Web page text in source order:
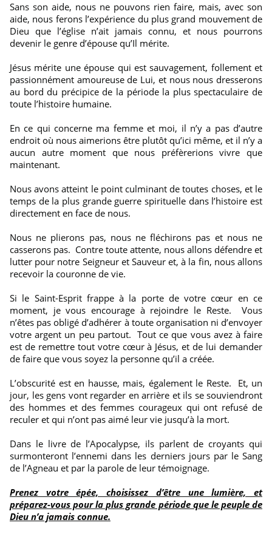
Sans son aide, nous ne pouvons rien faire, mais, avec son
aide, nous ferons l’expérience du plus grand mouvement de
Dieu que l’église n’ait jamais connu, et nous pourrons
devenir le genre d’épouse qu’Il mérite.
Jésus mérite une épouse qui est sauvagement, follement et
passionnément amoureuse de Lui, et nous nous dresserons
au bord du précipice de la période la plus spectaculaire de
toute l’histoire humaine.
En ce qui concerne ma femme et moi, il n’y a pas d’autre
endroit où nous aimerions être plutôt qu’ici même, et il n’y a
aucun autre moment que nous préfèrerions vivre que
maintenant.
Nous avons atteint le point culminant de toutes choses, et le
temps de la plus grande guerre spirituelle dans l’histoire est
directement en face de nous.
Nous ne plierons pas, nous ne fléchirons pas et nous ne
casserons pas. Contre toute attente, nous allons défendre et
lutter pour notre Seigneur et Sauveur et, à la fin, nous allons
recevoir la couronne de vie.
Si le Saint-Esprit frappe à la porte de votre cœur en ce
moment, je vous encourage à rejoindre le Reste. Vous
n’êtes pas obligé d’adhérer à toute organisation ni d’envoyer
votre argent un peu partout. Tout ce que vous avez à faire
est de remettre tout votre cœur à Jésus, et de lui demander
de faire que vous soyez la personne qu’il a créée.
L’obscurité est en hausse, mais, également le Reste. Et, un
jour, les gens vont regarder en arrière et ils se souviendront
des hommes et des femmes courageux qui ont refusé de
reculer et qui n’ont pas aimé leur vie jusqu’à la mort.
Dans le livre de l’Apocalypse, ils parlent de croyants qui
surmonteront l’ennemi dans les derniers jours par le Sang
de l’Agneau et par la parole de leur témoignage.
Prenez votre épée, choisissez d’être une lumière, et
préparez-vous pour la plus grande période que le peuple de
Dieu n’a jamais connue.